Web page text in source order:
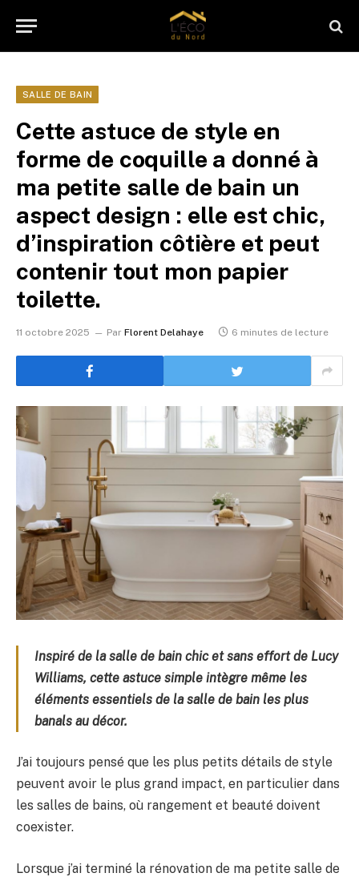
SALLE DE BAIN
Cette astuce de style en
forme de coquille a donné à
ma petite salle de bain un
aspect design : elle est chic,
d’inspiration côtière et peut
contenir tout mon papier
toilette.
11 octobre 2025 Par Florent Delahaye 6 minutes de lecture
Inspiré de la salle de bain chic et sans effort de Lucy
Williams, cette astuce simple intègre même les
éléments essentiels de la salle de bain les plus
banals au décor.
J’ai toujours pensé que les plus petits détails de style
peuvent avoir le plus grand impact, en particulier dans
les salles de bains, où rangement et beauté doivent
coexister.
Lorsque j’ai terminé la rénovation de ma petite salle de